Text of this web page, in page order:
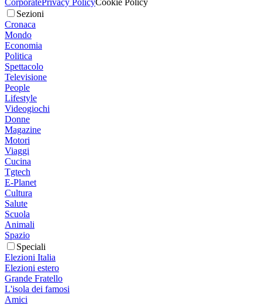
Sezioni
Cronaca
Mondo
Economia
Politica
Spettacolo
Televisione
People
Lifestyle
Videogiochi
Donne
Magazine
Motori
Viaggi
Cucina
Tgtech
E-Planet
Cultura
Salute
Scuola
Animali
Spazio
Speciali
Elezioni Italia
Elezioni estero
Grande Fratello
L'isola dei famosi
Amici